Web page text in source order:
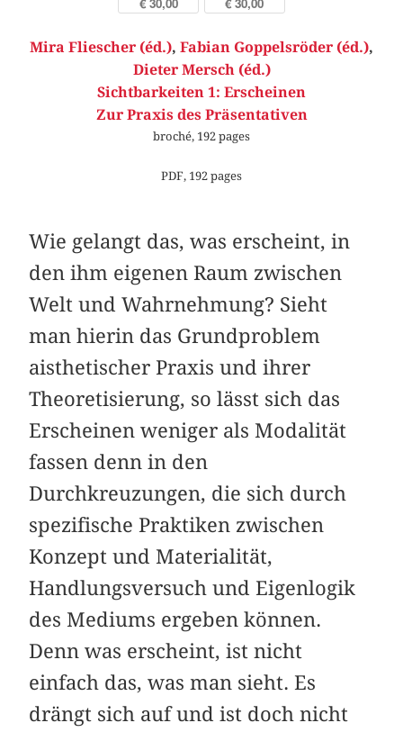
Mira Fliescher (éd.), Fabian Goppelsröder (éd.),
Dieter Mersch (éd.)
Sichtbarkeiten 1: Erscheinen
Zur Praxis des Präsentativen
broché, 192 pages
PDF, 192 pages
Wie gelangt das, was erscheint, in
den ihm eigenen Raum zwischen
Welt und Wahrnehmung? Sieht
man hierin das Grundproblem
aisthetischer Praxis und ihrer
Theoretisierung, so lässt sich das
Erscheinen weniger als Modalität
fassen denn in den
Durchkreuzungen, die sich durch
spezifische Praktiken zwischen
Konzept und Materialität,
Handlungsversuch und Eigenlogik
des Mediums ergeben können.
Denn was erscheint, ist nicht
einfach das, was man sieht. Es
drängt sich auf und ist doch nicht